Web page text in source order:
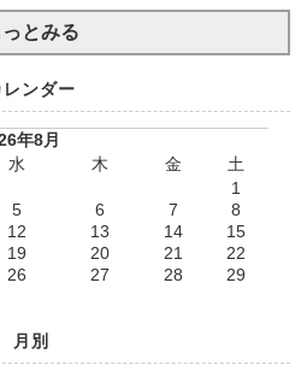
っとみる
レンダー
年8月
水 木 金
土
1
5 6 7
8
12 13 14
15
19 20 21
22
26 27 28
29
月別